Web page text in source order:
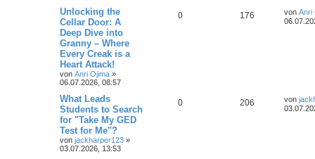
Unlocking the
Cellar Door: A
Deep Dive into
Granny – Where
Every Creak is a
Heart Attack!
von Anri Ojima »
06.07.2026, 08:57
0 176 von Anri
What Leads
Students to Search
for "Take My GED
Test for Me"?
von jackharper123 »
03.07.2026, 13:53
0 206 von